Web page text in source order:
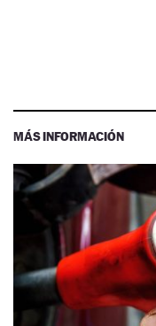
MÁS INFORMACIÓN